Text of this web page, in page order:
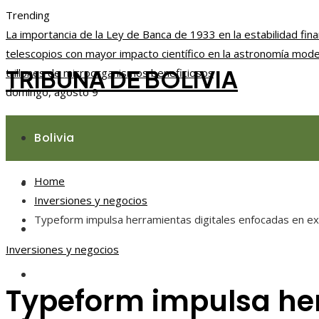
Trending
La importancia de la Ley de Banca de 1933 en la estabilidad
telescopios con mayor impacto científico en la astronomía
trillones de microorganismos beneficiosos
domingo, agosto 9
TRIBUNA DE BOLIVIA
Bolivia
Responsabilidad social
Ciencia y tecnología
Home
Inversiones y negocios
Typeform impulsa herramientas digitales enfocadas en
Inversiones y negocios
Typeform impulsa